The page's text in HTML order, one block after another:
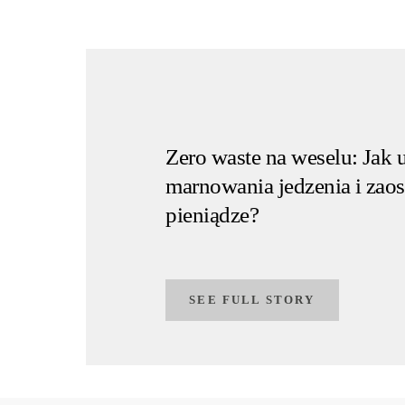
Zero waste na weselu: Jak
marnowania jedzenia i
pieniądze?
SEE FULL STORY